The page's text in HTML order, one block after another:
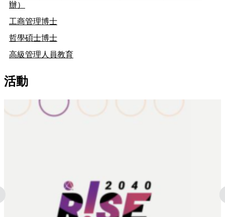
辦）
工商管理博士
哲學碩士博士
高級管理人員教育
活動